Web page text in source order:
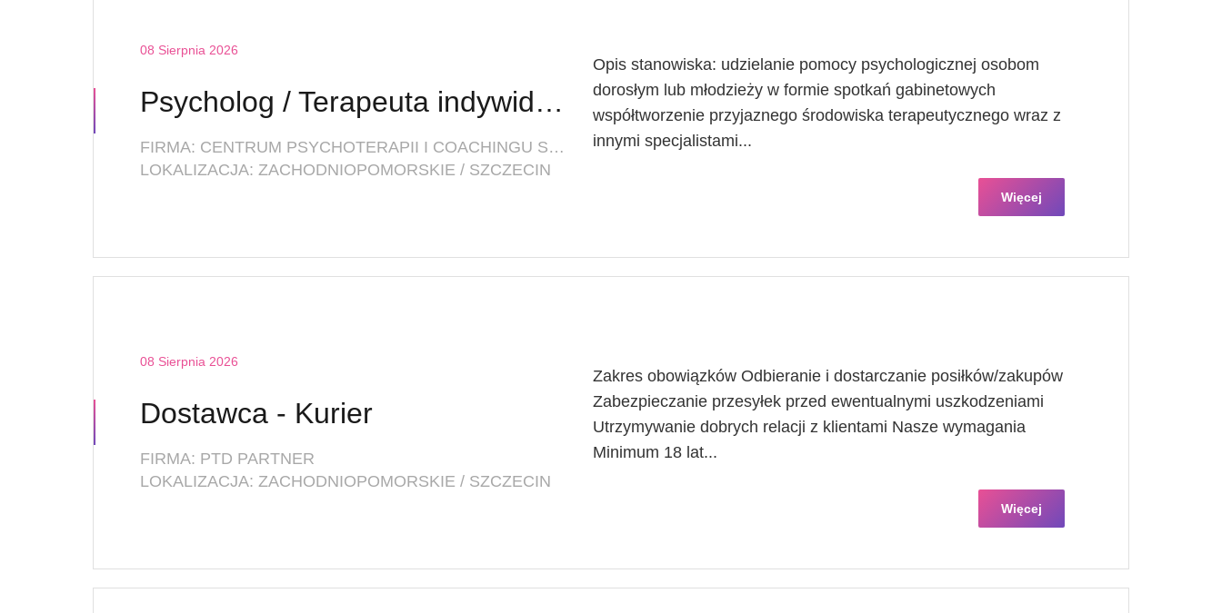
08 Sierpnia 2026
Psycholog / Terapeuta indywidualny
FIRMA: CENTRUM PSYCHOTERAPII I COACHINGU SYNERGIA
LOKALIZACJA: ZACHODNIOPOMORSKIE / SZCZECIN
Opis stanowiska: udzielanie pomocy psychologicznej osobom
dorosłym lub młodzieży w formie spotkań gabinetowych
współtworzenie przyjaznego środowiska terapeutycznego wraz z
innymi specjalistami...
Więcej
08 Sierpnia 2026
Dostawca - Kurier
FIRMA: PTD PARTNER
LOKALIZACJA: ZACHODNIOPOMORSKIE / SZCZECIN
Zakres obowiązków Odbieranie i dostarczanie posiłków/zakupów
Zabezpieczanie przesyłek przed ewentualnymi uszkodzeniami
Utrzymywanie dobrych relacji z klientami Nasze wymagania
Minimum 18 lat...
Więcej